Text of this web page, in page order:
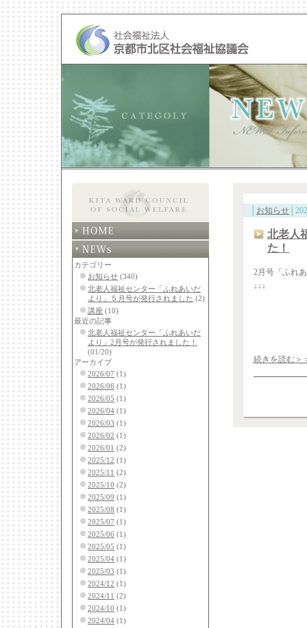
カテゴリー
お知らせ (340)
北老人福祉センター「ふれあいだ
より」５月号が発行されました (2)
講座 (10)
最近の記事
北老人福祉センター「ふれあいだ
より」2月号が発行されました！
(01/20)
アーカイブ
2026/07 (1)
2026/06 (1)
2026/05 (1)
2026/04 (1)
2026/03 (1)
2026/02 (1)
2026/01 (2)
2025/12 (1)
2025/11 (2)
2025/10 (2)
2025/09 (1)
2025/08 (1)
2025/07 (1)
2025/06 (1)
2025/05 (1)
2025/04 (1)
2025/03 (1)
2024/12 (1)
2024/11 (2)
2024/10 (1)
2024/04 (1)
お知らせ
北老人
た！
2月号「ふれ
↓↓↓
続きを読む＞